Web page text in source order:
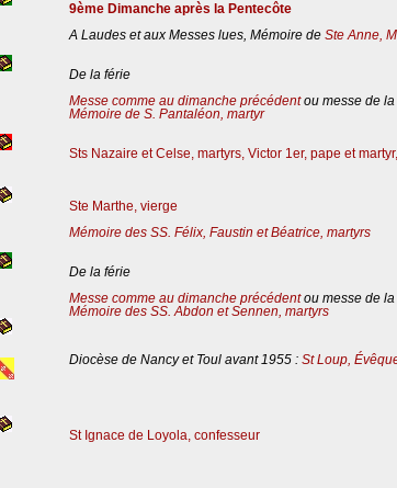
9ème Dimanche après la Pentecôte
A Laudes et aux Messes lues, Mémoire de Ste Anne,
De la férie
Messe comme au dimanche précédentou messe de la
Mémoire de S. Pantaléon, martyr
Sts Nazaire et Celse, martyrs, Victor 1er, pape et
Ste Marthe, vierge
Mémoire des SS. Félix, Faustin et Béatrice, martyrs
De la férie
Messe comme au dimanche précédentou messe de la
Mémoire des SS. Abdon et Sennen, martyrs
Diocèse de Nancy et Toul avant 1955 : St Loup,
St Ignace de Loyola, confesseur